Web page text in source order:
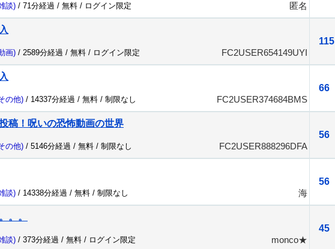
談) / 71分経過 / 無料 / ログイン限定 匿名
115
画) / 2589分経過 / 無料 / ログイン限定 FC2USER654149UYI
66
の他) / 14337分経過 / 無料 / 制限なし FC2USER374684BMS
稿！呪いの恐怖動画の世界
56
の他) / 5146分経過 / 無料 / 制限なし FC2USER888296DFA
56
談) / 14338分経過 / 無料 / 制限なし 海
。。
45
談) / 373分経過 / 無料 / ログイン限定 monco★